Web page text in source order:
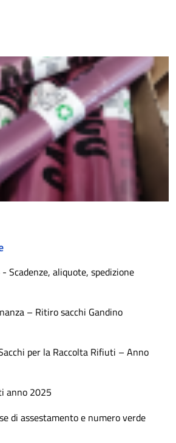
Scadenze, aliquote, spedizione
– Ritiro sacchi Gandino
per la Raccolta Rifiuti – Anno
anno 2025
di assestamento e numero verde